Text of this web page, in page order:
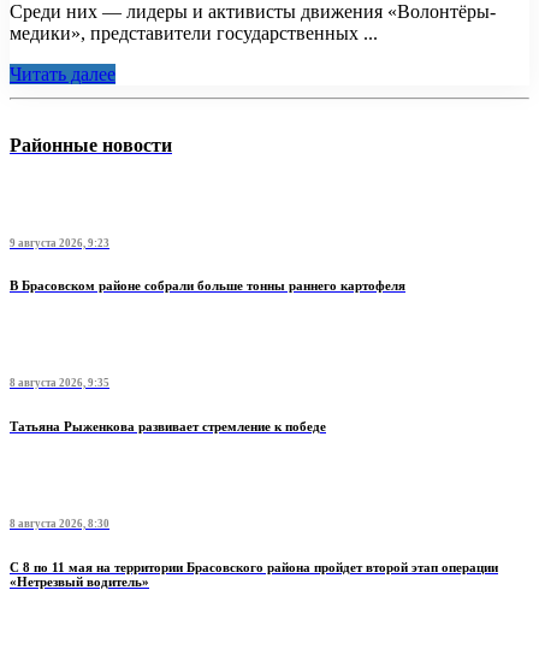
Среди них — лидеры и активисты движения «Волонтёры-
медики», представители государственных ...
Читать далее
Районные новости
9 августа 2026, 9:23
В Брасовском районе собрали больше тонны раннего картофеля
8 августа 2026, 9:35
Татьяна Рыженкова развивает стремление к победе
8 августа 2026, 8:30
С 8 по 11 мая на территории Брасовского района пройдет второй этап операции
«Нетрезвый водитель»